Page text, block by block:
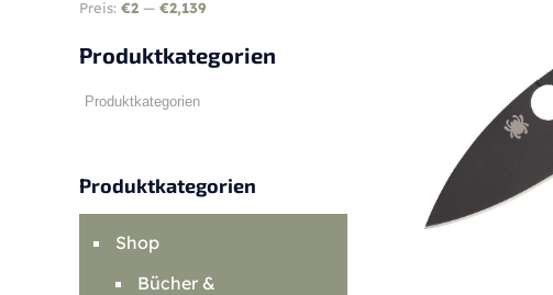
Preis: €2 — €2,139
Produktkategorien
Produktkategorien
Shop
Bücher &